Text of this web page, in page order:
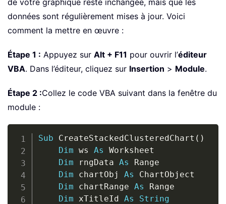
données sont régulièrement mises à jour. Voici
comment la mettre en œuvre :
Étape 1 : Appuyez sur Alt + F11 pour ouvrir l’éditeur
VBA. Dans l’éditeur, cliquez sur Insertion > Module.
Étape 2 :Collez le code VBA suivant dans la fenêtre du
module :
Sub CreateStackedClusteredChart ( )
Dim ws As Worksheet
Dim rngData As Range
Dim chartObj As ChartObject
Dim chartRange As Range
Dim xTitleId As String
Copy